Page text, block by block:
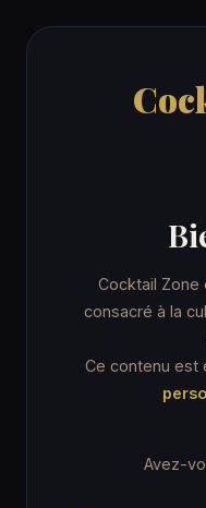
Cocktail Zone
consacré à la
Ce contenu est
Avez-
Cocktail
Rail
7 min Verre